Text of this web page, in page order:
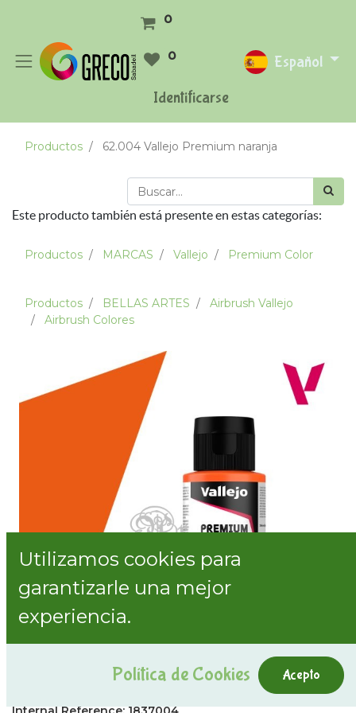
0
0
Identificarse
Español
Productos 62.004 Vallejo Premium naranja
Este producto también está presente en estas categorías:
Productos MARCAS Vallejo Premium Color
Productos BELLAS ARTES
Airbrush Vallejo
Airbrush Colores
62.004 Vallejo Premium naranja
Utilizamos cookies para
garantizarle una mejor
experiencia.
Política de Cookies Acepto